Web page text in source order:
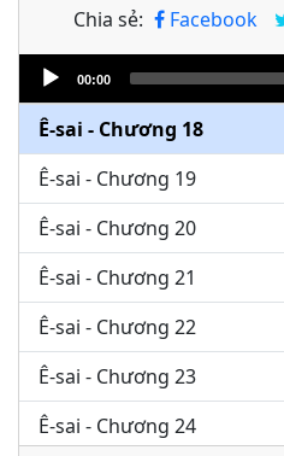
Chia sẻ: Facebook
Audio
Player
00:00
Ê-sai - Chương 16
Ê-sai - Chương 17
Ê-sai - Chương 18
Ê-sai - Chương 19
Ê-sai - Chương 20
Ê-sai - Chương 21
Ê-sai - Chương 22
Ê-sai - Chương 23
Ê-sai - Chương 24